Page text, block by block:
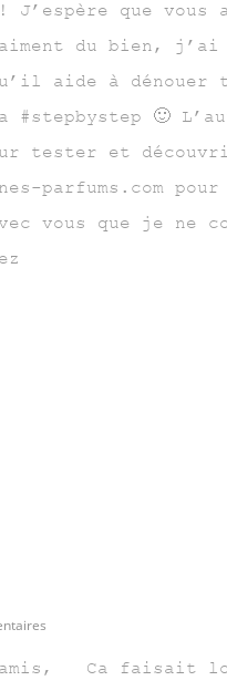
J’espère que
du bien, j’ai
aide à dénouer
#stepbystep 🙂
tester et
parfums.com
vous que je ne
Ca faisait